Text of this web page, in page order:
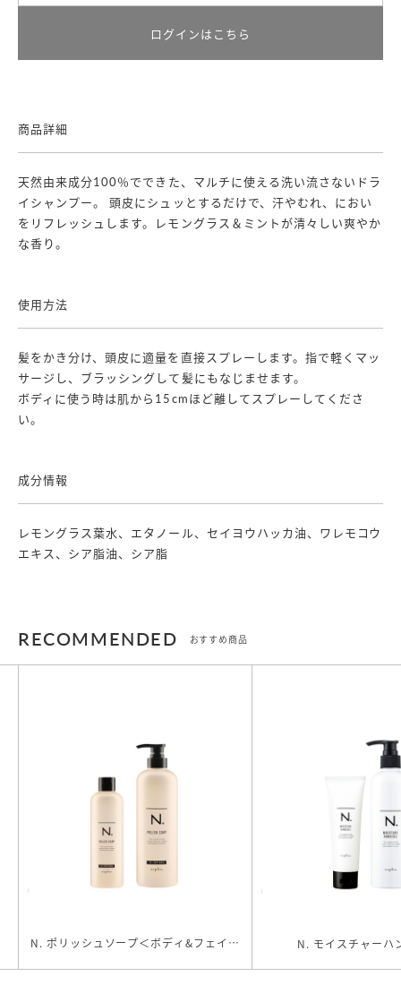
ログインはこちら
商品詳細
天然由来成分100％でできた、マルチに使える洗い流さないドラ
イシャンプー。 頭皮にシュッとするだけで、汗やむれ、におい
をリフレッシュします。レモングラス＆ミントが清々しい爽やか
な香り。
使用方法
髪をかき分け、頭皮に適量を直接スプレーします。指で軽くマッ
サージし、ブラッシングして髪にもなじませます。
ボディに使う時は肌から15cmほど離してスプレーしてくださ
い。
成分情報
レモングラス葉水、エタノール、セイヨウハッカ油、ワレモコウ
エキス、シア脂油、シア脂
RECOMMENDED おすすめ商品
N. ポリッシュソープ＜ボディ&フェイス
N. モイスチャーハ